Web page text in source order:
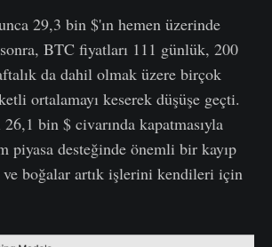
29,3 bin $'ın hemen üzerinde
BTC fiyatları 111 günlük, 200
da dahil olmak üzere birçok
ortalamayı keserek düşüşe geçti.
26,1 bin $ civarında kapatmasıyla
piyasa desteğinde önemli bir kayıp
ve boğalar artık işlerini kendileri için